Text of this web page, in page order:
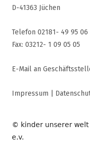
D-41363 Jüchen
Telefon 02181- 49 95 06
Fax: 03212- 1 09 05 05
E-Mail an
Impressum
© kinder unserer
e.v.